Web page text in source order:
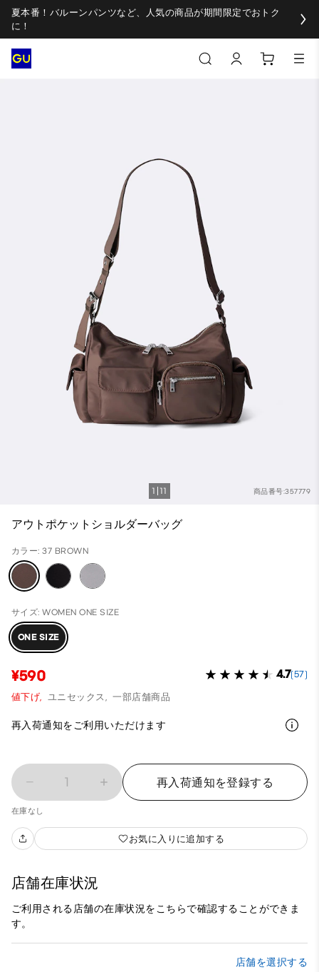
夏本番！バルーンパンツなど、人気の商品が期間限定でおトク
に！
商品番号:357779
1 11
アウトポケットショルダーバッグ
カラー: 37 BROWN
サイズ: WOMEN ONE SIZE
ONE SIZE
¥590 4.7(57)
値下げ, ユニセックス, 一部店舗商品
再入荷通知をご利用いただけます
1 再入荷通知を登録する
在庫なし
お気に入りに追加する
店舗在庫状況
ご利用される店舗の在庫状況をこちらで確認することができま
す。
店舗を選択する